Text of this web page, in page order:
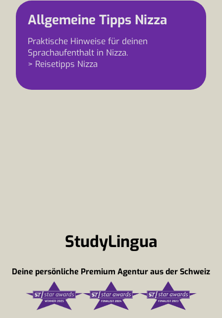
Allgemeine Tipps Nizza
Praktische Hinweise für deinen
Sprachaufenthalt in Nizza.
> Reisetipps Nizza
StudyLingua
Deine persönliche Premium Agentur aus der Schweiz